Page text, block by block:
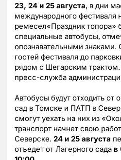
23, 24 и 25 августа, в дни
международного фестиваля
ремесел«Праздник топора»
специальные автобусы,
опознавательными знаками.
гостей фестиваля до
рядом с Шегарским
пресс-служба
Автобусы будут отходить от
сад в Томске и ПАТП в
смогут уехать на них из
транспорт начнет свою
Северске. 24 и 25 августа
отъедет от Лагерного сада в